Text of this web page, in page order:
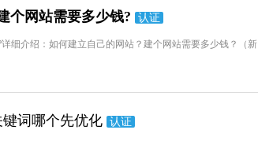
个网站需要多少钱? 认证
细介绍：如何建立自己的网站？建个网站需要多少钱？（新
词哪个先优化 认证